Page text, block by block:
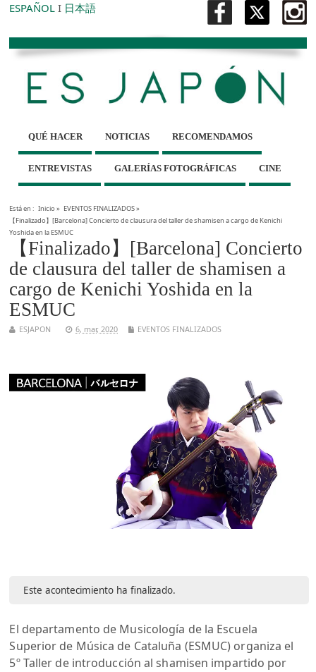
ESPAÑOL I 日本語
QUÉ HACER NOTICIAS RECOMENDAMOS
ENTREVISTAS GALERÍAS FOTOGRÁFICAS CINE
Está en : Inicio» EVENTOS FINALIZADOS»
【Finalizado】[Barcelona] Concierto de clausura del taller de shamisen a cargo de Kenichi
Yoshida en la ESMUC
【Finalizado】[Barcelona] Concierto
de clausura del taller de shamisen a
cargo de Kenichi Yoshida en la
ESMUC
ESJAPON 6, mar, 2020 EVENTOS FINALIZADOS
Este acontecimiento ha finalizado.
El departamento de Musicología de la Escuela
Superior de Música de Cataluña (ESMUC) organiza el
5º Taller de introducción al shamisen impartido por